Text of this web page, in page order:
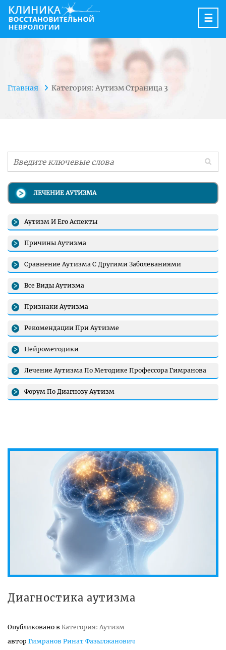
☰
Главная Категория: Аутизм Страница 3
Диагностика аутизма
Опубликовано в Категория: Аутизм
автор Гимранов Ринат Фазылжанович
ЛЕЧЕНИЕ АУТИЗМА
Аутизм И Его Аспекты
Причины Аутизма
Сравнение Аутизма С Другими Заболеваниями
Все Виды Аутизма
Признаки Аутизма
Рекомендации При Аутизме
Нейрометодики
Лечение Аутизма По Методике Профессора Гимранова
Форум По Диагнозу Аутизм